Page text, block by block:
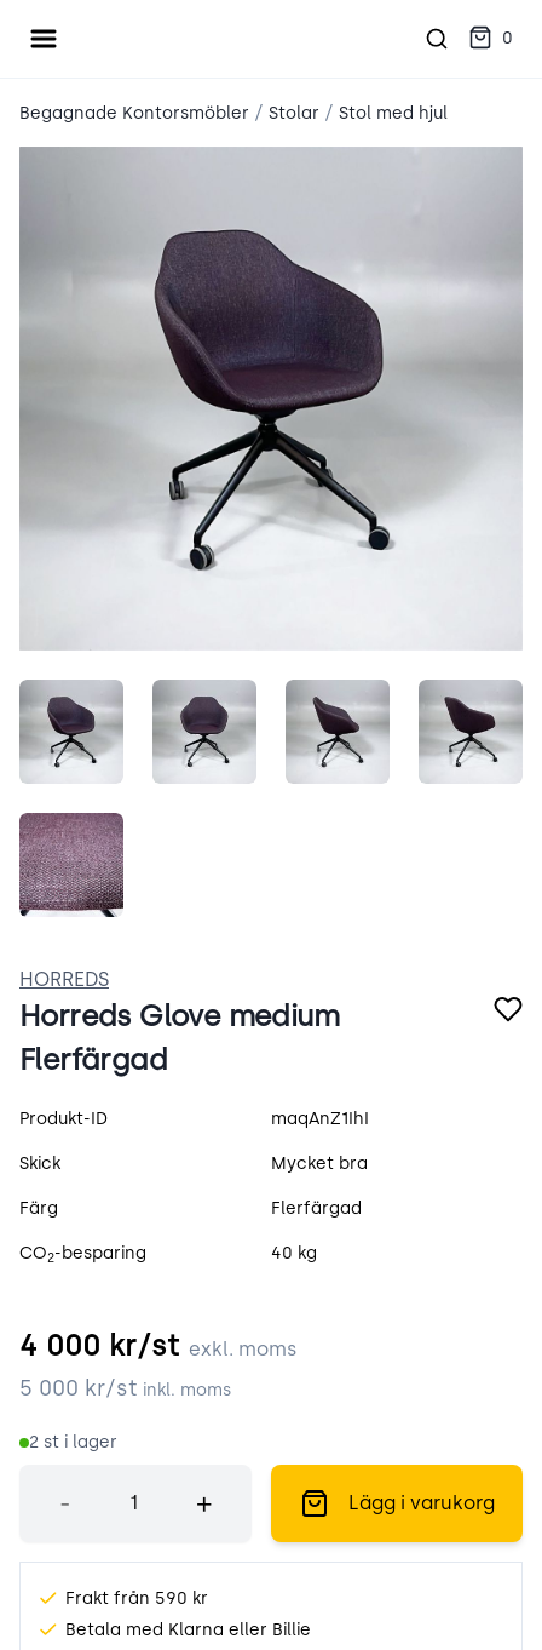
Öppna meny 0
Begagnade Kontorsmöbler / Stolar / Stol med hjul
RhUserq3uFSe.jpegNws-1nZrjc4K.jpegCPp1p305e0_y.jpeg
gFJa5Z5N3bbc.jpeg
HORREDS
Horreds Glove medium
Flerfärgad
Produktspecifikation
Produkt-ID maqAnZ1IhI
Skick Mycket bra
Färg Flerfärgad
CO2-besparing 40 kg
4 000 kr/st exkl. moms
5 000 kr/st inkl. moms
2 st i lager
- + Lägg i varukorg
Frakt från 590 kr
Betala med Klarna eller Billie